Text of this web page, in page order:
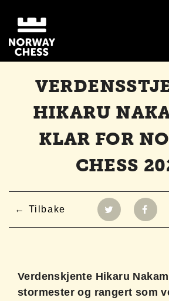
HIKARU
KLAR FOR
CHESS
Tilbake
Verdenskjente Hikaru
stormester og rangert som